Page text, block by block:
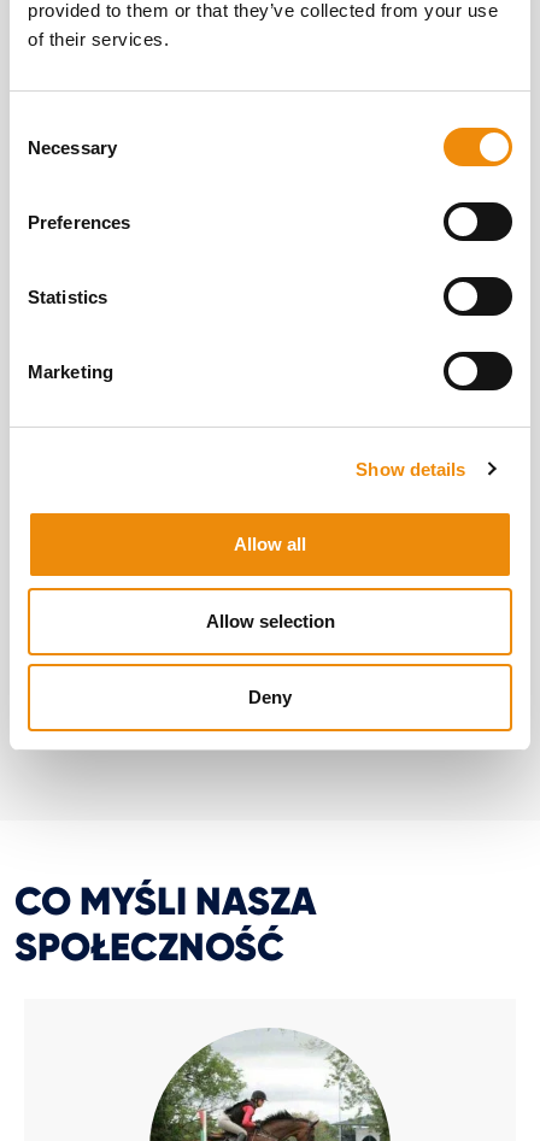
provided to them or that they’ve collected from your use
of their services.
Selection
Necessary
Preferences
Statistics
Marketing
Show details
Allow all
Allow selection
Deny
ZEWNĄTRZ
Napisane przez Jannah Van Overwaele
CO MYŚLI NASZA
SPOŁECZNOŚĆ